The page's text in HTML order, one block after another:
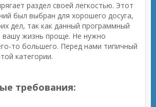
раздел своей легкостью. Этот
был выбран для хорошего досуга,
дел, так как данный программный
вашу жизнь проще. Не нужно
то большего. Перед нами типичный
категории.
требования: